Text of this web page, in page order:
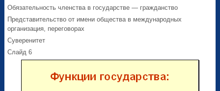
Обязательность членства в государстве — гражданство
Представительство от имени общества в международных
организация, переговорах
Суверенитет
Слайд 6